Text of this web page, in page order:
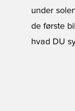
under
de første
hvad DU